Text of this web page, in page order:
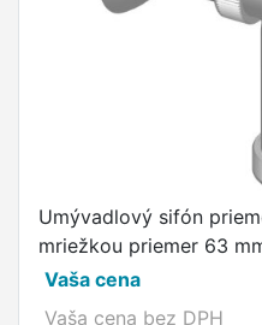
Umývadlový sifón
mriežkou priemer 63
Vaša cena
Vaša cena bez DPH